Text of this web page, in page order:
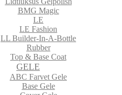
BMG Magic
LE
LE Fashion
LL Builder-In-A-Bottle
Rubber
Top & Base Coat
GELE
ABC Farvet Gele
Base Gele